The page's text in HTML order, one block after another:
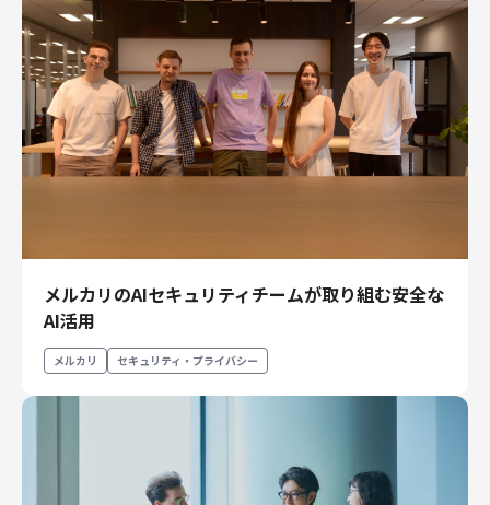
セキュリティエンジニアリング
プロダクト・ビジネス
経営・事業企画
事業開発
カスタマーサービス
営業
データアナリティクス
プロダクトデザイン
クリエイティブ
コーポレート
財務・経理
メルカリのAIセキュリティチームが取り組む安全な
AI活用
メルカリ セキュリティ・プライバシー